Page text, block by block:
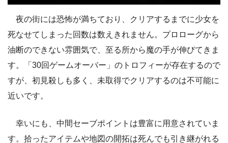
夜の街には恐怖が満ちており、クリアするまでに少女を
死なせてしまった回数は数えきれません。プロローグから
油断のできない雰囲気で、至る所から魔の手が伸びてきま
す。「30回ゲームオーバー」のトロフィーが存在するので
すが、初見殺しも多く、未取得でクリアするのは不可能に
近いです。
幸いにも、中間セーブポイントは豊富に用意されていま
す。拾ったアイテムや地図の開拓は死んでも引き継がれる